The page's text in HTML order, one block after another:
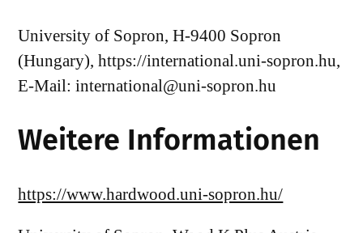
University of Sopron, H-9400 Sopron
(Hungary), https://international.uni-sopron.hu,
E-Mail: international@uni-sopron.hu
Weitere Informationen
https://www.hardwood.uni-sopron.hu/